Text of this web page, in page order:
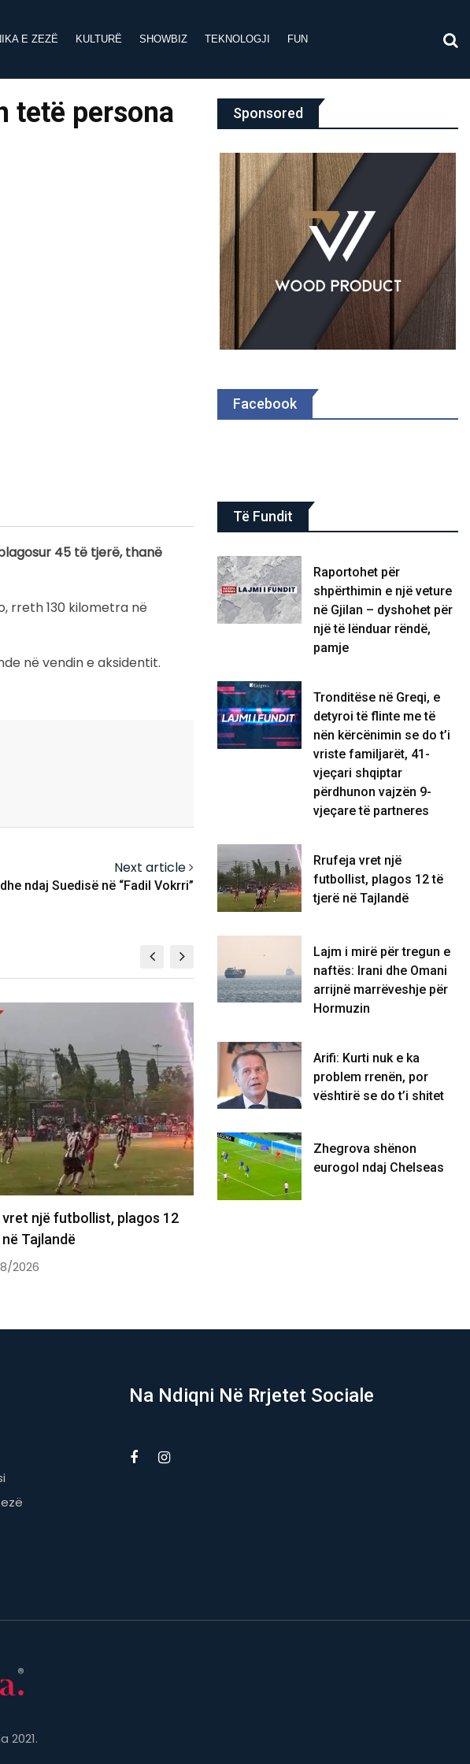
E ZEZË KULTURË SHOWBIZ TEKNOLOGJI FUN
tetë persona
45 të tjerë, thanë
rreth 130 kilometra në
në vendin e aksidentit.
Next article
ndaj Suedisë në “Fadil Vokrri”
plagos 12
BOTË
Lajm i mirë për tregun e naftës: Irani
Sponsored
Facebook
Të Fundit
Raportohet për
shpërthimin e një veture
në Gjilan – dyshohet për
një të lënduar rëndë,
pamje
Tronditëse në Greqi, e
detyroi të flinte me të
nën kërcënimin se do t’i
vriste familjarët, 41-
vjeçari shqiptar
përdhunon vajzën 9-
vjeçare të partneres
Rrufeja vret një
futbollist, plagos 12 të
tjerë në Tajlandë
Lajm i mirë për tregun e
naftës: Irani dhe Omani
arrijnë marrëveshje për
Hormuzin
Arifi: Kurti nuk e ka
problem rrenën, por
vështirë se do t’i shitet
Zhegrova shënon
eurogol ndaj Chelseas
Na Ndiqni Në Rrjetet Sociale
2021.